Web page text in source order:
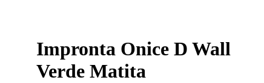
Impronta Onice D Wall
Verde Matita